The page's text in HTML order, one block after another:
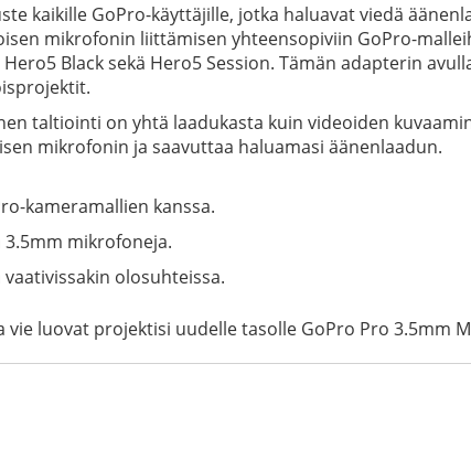
kaikille GoPro-käyttäjille, jotka haluavat viedä
mikrofonin liittämisen yhteensopiviin GoPro-
Hero5 Black sekä Hero5 Session. Tämän adapterin
taltiointi on yhtä laadukasta kuin videoiden
mikrofonin ja saavuttaa haluamasi äänenlaadun.
kameramallien kanssa.
3.5mm mikrofoneja.
olosuhteissa.
luovat projektisi uudelle tasolle GoPro Pro 3.5mm